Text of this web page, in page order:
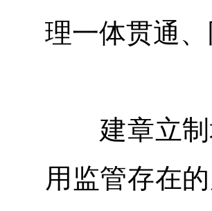
理一体贯通
建章立制
用监管存在